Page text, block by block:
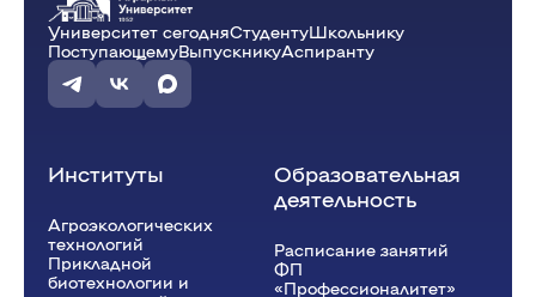
Почвоведение с основами геологии
14:00 - 15:30
Экологическое картографирование
Университет сегодняСтудентуШкольнику
ПоступающемуВыпускникуАспиранту
Институты
Агроэкологических
технологий
Прикладной
биотехнологии и
Образовательная
деятельность
Расписание занятий
ФП
«Профессионалитет»